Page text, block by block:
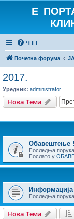
ЧПП
Почетна форума
2017.
Уредник: administrator
Нова Тема
Обавештење !
Последња
Послато у
Информација
Последња
Нова Тема